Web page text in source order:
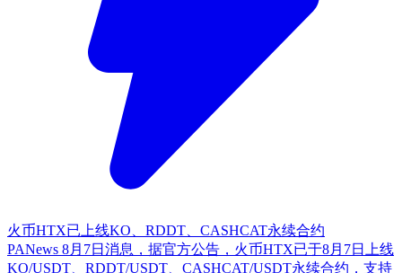
火币HTX已上线KO、RDDT、CASHCAT永续合约
PANews 8月7日消息，据官方公告，火币HTX已于8月7日上线
KO/USDT、RDDT/USDT、CASHCAT/USDT永续合约，支持